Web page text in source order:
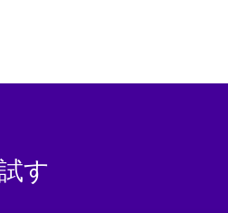
す